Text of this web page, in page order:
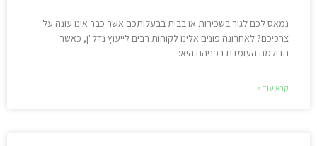
נמאס לכם לגור בשכירות או בבית בבעלותכם אשר כבר אינו עונה על
צרכיכם? לאחרונה פונים אלינו לקוחות רבים לייעוץ נדל"ן, כאשר
הדילמה העומדת בפניהם היא:
קרא עוד »